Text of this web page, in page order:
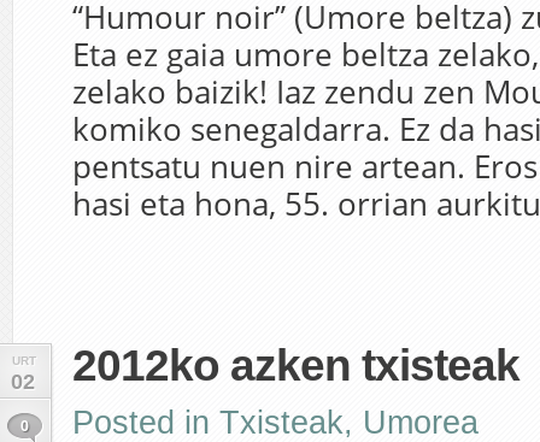
“Humour noir” (Umore beltza)
Eta ez gaia umore beltza
zelako baizik! Iaz zendu zen
komiko senegaldarra. Ez da
pentsatu nuen nire artean.
hasi eta hona, 55. orrian
URT
02
0
2012ko azken txisteak
Posted in Txisteak, Umorea